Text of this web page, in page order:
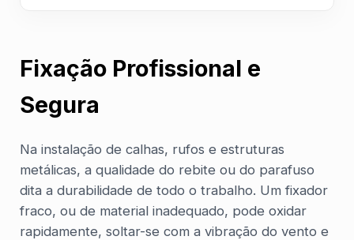
Fixação Profissional e
Segura
Na instalação de calhas, rufos e estruturas
metálicas, a qualidade do rebite ou do parafuso
dita a durabilidade de todo o trabalho. Um fixador
fraco, ou de material inadequado, pode oxidar
rapidamente, soltar-se com a vibração do vento e